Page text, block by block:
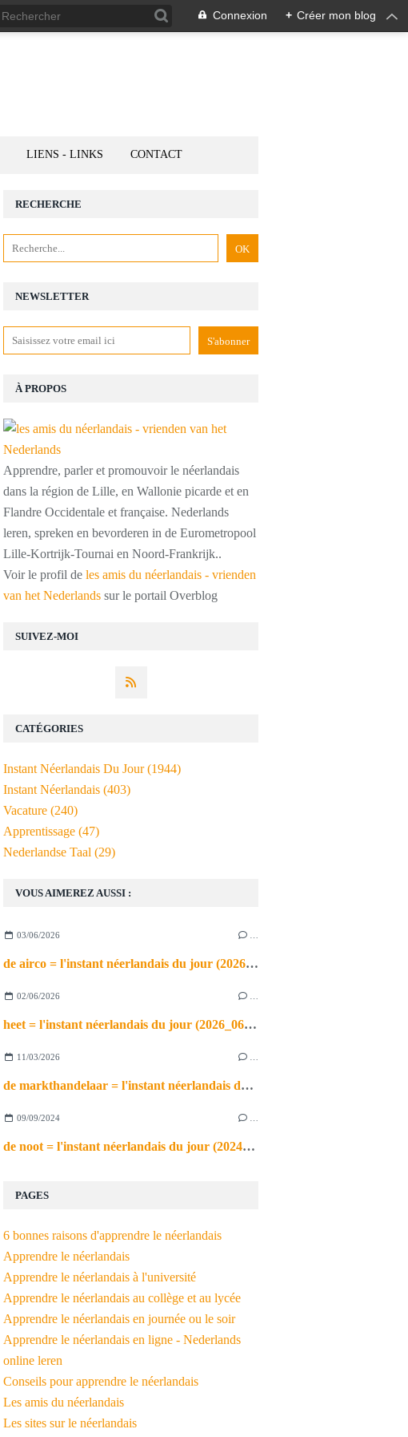
Connexion + Créer mon blog
LIENS - LINKS CONTACT
NEWSLETTER
SUIVEZ-MOI
RECHERCHE
À PROPOS
Apprendre, parler et promouvoir le néerlandais
dans la région de Lille, en Wallonie picarde et en
Flandre Occidentale et française. Nederlands
leren, spreken en bevorderen in de Eurometropool
Lille-Kortrijk-Tournai en Noord-Frankrijk..
Voir le profil de les amis du néerlandais - vrienden
van het Nederlands sur le portail Overblog
VOUS AIMEREZ AUSSI :
03/06/2026
de airco = l'instant néerlandais du jour (2026_06_03)
02/06/2026
heet = l'instant néerlandais du jour (2026_06_02)
11/03/2026
de markthandelaar = l'instant néerlandais du jour (2026_03_11)
09/09/2024
de noot = l'instant néerlandais du jour (2024_09_09)
PAGES
6 bonnes raisons d'apprendre le néerlandais
Apprendre le néerlandais
Apprendre le néerlandais à l'université
Apprendre le néerlandais au collège et au lycée
Apprendre le néerlandais en journée ou le soir
Apprendre le néerlandais en ligne - Nederlands
online leren
Conseils pour apprendre le néerlandais
Les amis du néerlandais
Les sites sur le néerlandais
CATÉGORIES
Instant Néerlandais Du Jour(1944)
Instant Néerlandais (403)
Vacature (240)
Apprentissage (47)
Nederlandse Taal (29)